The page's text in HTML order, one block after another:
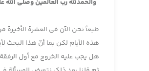
والحمدلله رب العالمين وصلى
طبعاً نحن الآن في العشرة
هذه الأيام لكن بما أنّ هذا البحث
هل يجب عليه الخروج مع أول الرفقة